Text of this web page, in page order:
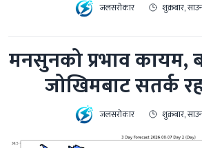
जलसरोकार शुक्रबार,
मनसुनको प्रभाव कायम,
जोखिमबाट सतर्क
जलसरोकार शुक्रबार,